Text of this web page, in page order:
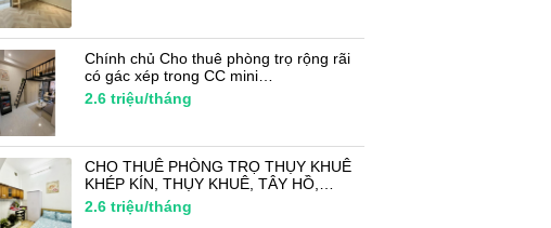
Chính chủ Cho thuê phòng trọ rộng rãi
có gác xép trong CC mini…
2.6 triệu/tháng
CHO THUÊ PHÒNG TRỌ THỤY KHUÊ
KHÉP KÍN, THỤY KHUÊ, TÂY HỒ,…
2.6 triệu/tháng